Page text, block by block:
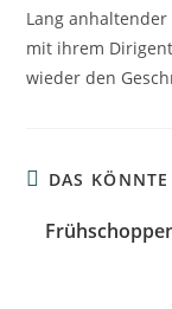
Lang
mit ihrem
wieder den
DAS